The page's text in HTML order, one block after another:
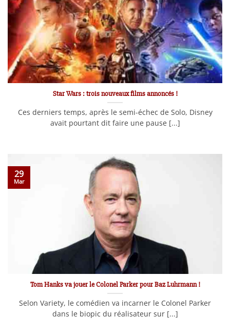
Star Wars : trois nouveaux films annoncés !
Ces derniers temps, après le semi-échec de Solo, Disney
avait pourtant dit faire une pause [...]
Tom Hanks va jouer le Colonel Parker pour Baz Luhrmann !
Selon Variety, le comédien va incarner le Colonel Parker
dans le biopic du réalisateur sur [...]
29
Mar